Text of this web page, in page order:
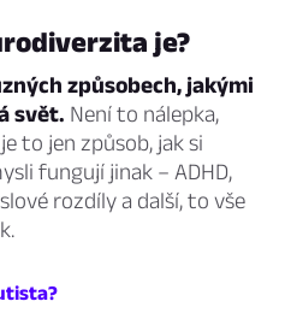
je?
způsobech, jakými
svět. Není to nálepka,
to jen způsob, jak si
fungují jinak – ADHD,
rozdíly a další, to vše